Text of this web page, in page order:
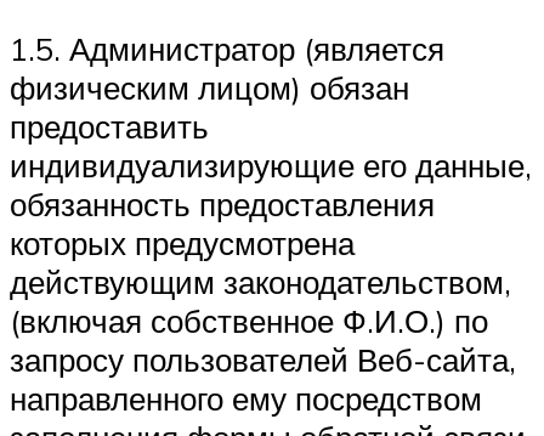
1.5. Администратор (является
физическим лицом) обязан
предоставить
индивидуализирующие его данные,
обязанность предоставления
которых предусмотрена
действующим законодательством,
(включая собственное Ф.И.О.) по
запросу пользователей Веб-сайта,
направленного ему посредством